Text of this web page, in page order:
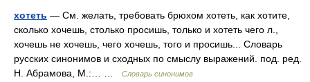
хотеть — См. желать, требовать брюхом хотеть, как хотите,
сколько хочешь, столько просишь, только и хотеть чего л.,
хочешь не хочешь, чего хочешь, того и просишь... Словарь
русских синонимов и сходных по смыслу выражений. под. ред.
Н. Абрамова, М.:… …
Словарь синонимов